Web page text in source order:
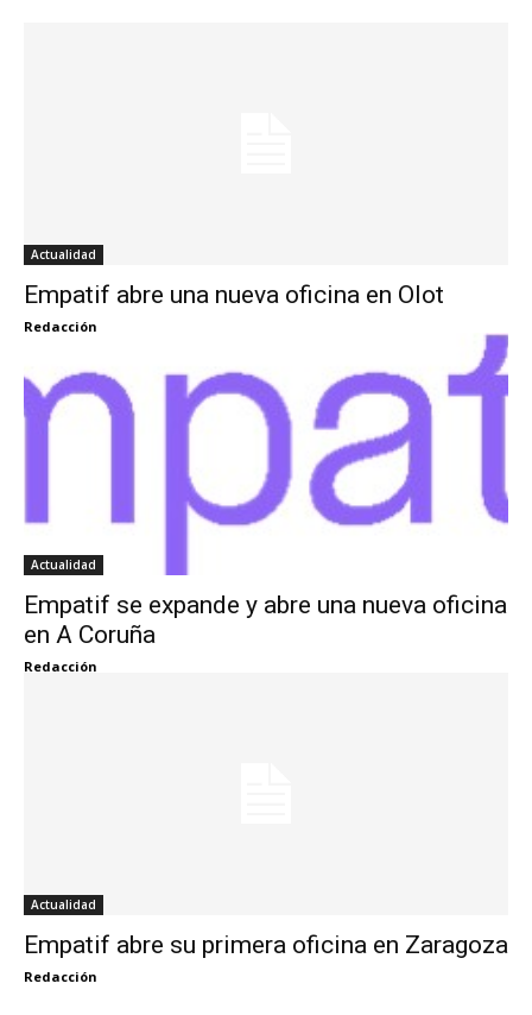
Actualidad
Empatif abre una nueva oficina en Olot
Redacción
Actualidad
Empatif se expande y abre una nueva oficina
en A Coruña
Redacción
Actualidad
Empatif abre su primera oficina en Zaragoza
Redacción